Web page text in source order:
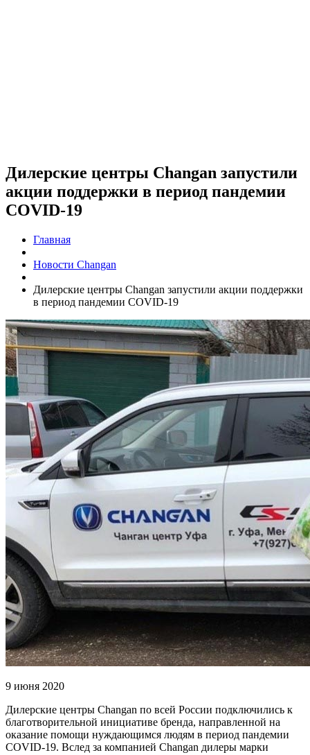
Дилерские центры Changan запустили
акции поддержки в период пандемии
COVID-19
Главная
Новости Changan
Дилерские центры Changan запустили акции поддержки
в период пандемии COVID-19
9 июня 2020
Дилерские центры Changan по всей России подключились к
благотворительной инициативе бренда, направленной на
оказание помощи нуждающимся людям в период пандемии
COVID-19. Вслед за компанией Changan дилеры марки